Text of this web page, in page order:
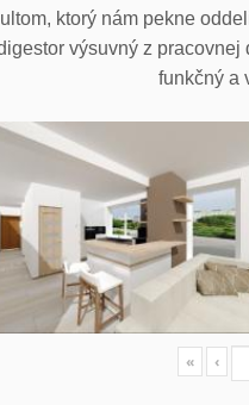
ktorý nám pekne
výsuvný z
funkčný a
« ‹